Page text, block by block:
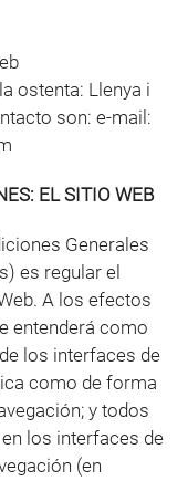
ostenta: Llenya i
son: e-mail:
EL SITIO WEB
es regular el
A los efectos
entenderá como
los interfaces de
como de forma
y todos
los interfaces de
(en